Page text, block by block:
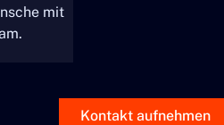
mit
Kontakt aufnehmen